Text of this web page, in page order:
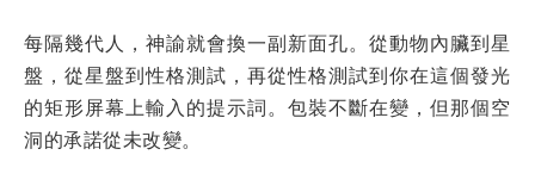
每隔幾代人，神諭就會換一副新面孔。從動物內臟到星
盤，從星盤到性格測試，再從性格測試到你在這個發光
的矩形屏幕上輸入的提示詞。包裝不斷在變，但那個空
洞的承諾從未改變。